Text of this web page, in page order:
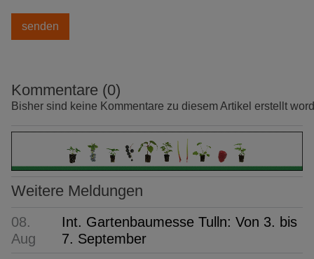
Kommentare (0)
Bisher sind keine Kommentare zu diesem Artikel erstellt
Weitere Meldungen
08.
Aug
Int. Gartenbaumesse Tulln: Von 3. bis
7. September